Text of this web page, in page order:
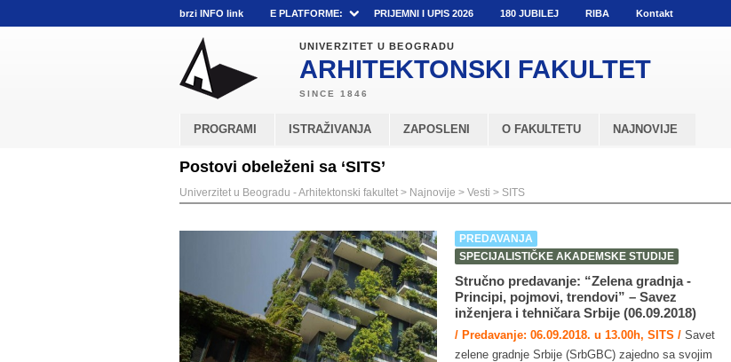
brzi INFO link E PLATFORME: PRIJEMNI I UPIS 2026 180 JUBILEJ RIBA Kontakt
UNIVERZITET U BEOGRADU
ARHITEKTONSKI FAKULTET
PROGRAMI ISTRAŽIVANJA ZAPOSLENI O FAKULTETU NAJNOVIJE
Postovi obeleženi sa ‘SITS’
Univerzitet u Beogradu - Arhitektonski fakultet > Najnovije > Vesti > SITS
PREDAVANJA
SPECIJALISTIČKE AKADEMSKE STUDIJE
Stručno predavanje: “Zelena gradnja ‐
Principi, pojmovi, trendovi” – Savez
inženjera i tehničara Srbije (06.09.2018)
/ Predavanje: 06.09.2018. u 13.00h, SITS / Savet
zelene gradnje Srbije (SrbGBC) zajedno sa svojim